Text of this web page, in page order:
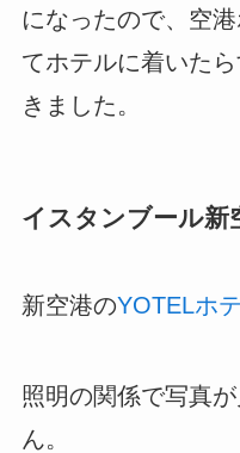
になったので、空
てホテルに着いた
きました。
イスタンブール新
新空港のYOTELホ
照明の関係で写真
ん。